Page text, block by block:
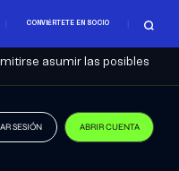
CONVIÉRTETE EN SOCIO
asumir las posibles
SESIÓN ABRIR CUENTA